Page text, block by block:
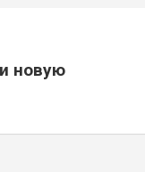
новую